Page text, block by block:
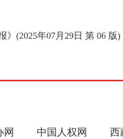
(2025年07月29日 第 06 版)
网 中国人权网 西